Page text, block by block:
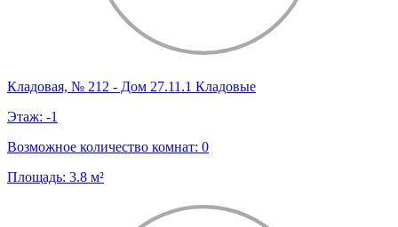
Кладовая, № 212 - Дом 27.11.1 Кладовые
Этаж: -1
Возможное количество комнат: 0
Площадь: 3.8 м²